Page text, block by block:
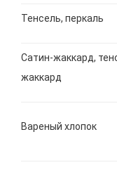
Тенсель, перкаль
Сатин-жаккард,
жаккард
Вареный хлопок